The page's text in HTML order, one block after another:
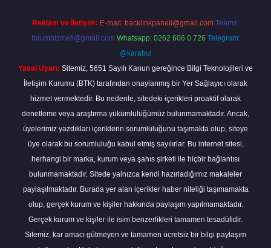
Reklam ve İletişim: E-mail: backlinkpaneli@gmail.com Teams:
forumhizmeti@gmail.com Whatsapp: 0262 606 0 726 Telegram:
@karabul
Yasal Uyarı: Sitemiz, 5651 Sayılı Kanun gereğince Bilgi Teknolojileri ve
İletişim Kurumu (BTK) tarafından onaylanmış bir Yer Sağlayıcı olarak
hizmet vermektedir. Bu nedenle, sitedeki içerikleri proaktif olarak
denetleme veya araştırma yükümlülüğümüz bulunmamaktadır. Ancak,
üyelerimiz yazdıkları içeriklerin sorumluluğunu taşımakta olup, siteye
üye olarak bu sorumluluğu kabul etmiş sayılırlar. Bu internet sitesi,
herhangi bir marka, kurum veya şahıs şirketi ile hiçbir bağlantısı
bulunmamaktadır. Sitede yalnızca kendi hazırladığımız makaleler
paylaşılmaktadır. Burada yer alan içerikler haber niteliği taşımamakta
olup, gerçek kurum ve kişiler hakkında paylaşım yapılmamaktadır.
Gerçek kurum ve kişiler ile isim benzerlikleri tamamen tesadüfidir.
Sitemiz, kar amacı gütmeyen ve tamamen ücretsiz bir bilgi paylaşım